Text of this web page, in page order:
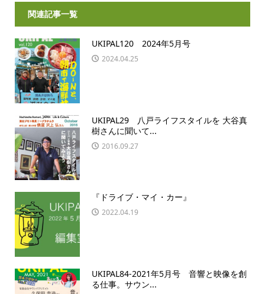
関連記事一覧
UKIPAL120 2024年5月号
2024.04.25
UKIPAL29 八戸ライフスタイルを 大谷真
樹さんに聞いて...
2016.09.27
『ドライブ・マイ・カー』
2022.04.19
UKIPAL84-2021年5月号 音響と映像を創
る仕事。サウン...